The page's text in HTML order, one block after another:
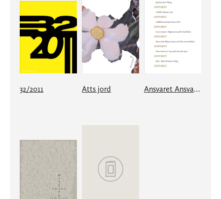
32/2011 Atts jord Ansvaret Ansvaret Ansvaret Ansvaret